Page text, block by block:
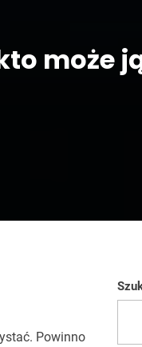
może
Powinno